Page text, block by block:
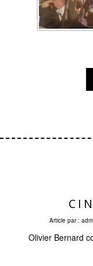
Article par :
Olivier Bernard